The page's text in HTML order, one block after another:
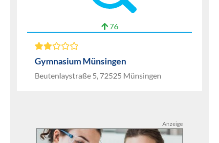
76
Gymnasium Münsingen
Beutenlaystraße 5, 72525 Münsingen
Anzeige